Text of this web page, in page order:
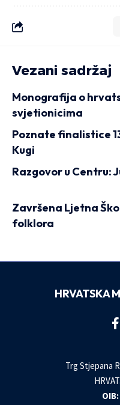
Vezani sadržaj
Monografija o
svjetionicima
Poznate finalistice
Kugi
Razgovor u Centru:
Završena Ljetna
folklora
HRVATSKA
Trg Stjepana
OIB: